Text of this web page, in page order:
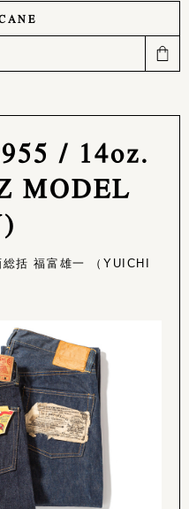
/ 14oz.
MODEL
括 福富雄一 （YUICHI